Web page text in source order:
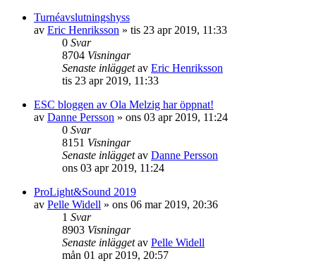
Turnéavslutningshyss
av Eric Henriksson » tis 23 apr 2019, 11:33
0 Svar
8704 Visningar
Senaste inläggetav Eric Henriksson
tis 23 apr 2019, 11:33
ESC bloggen av Ola Melzig har öppnat!
av Danne Persson » ons 03 apr 2019, 11:24
0 Svar
8151 Visningar
Senaste inläggetav Danne Persson
ons 03 apr 2019, 11:24
ProLight&Sound 2019
av Pelle Widell » ons 06 mar 2019, 20:36
1 Svar
8903 Visningar
Senaste inläggetav Pelle Widell
mån 01 apr 2019, 20:57